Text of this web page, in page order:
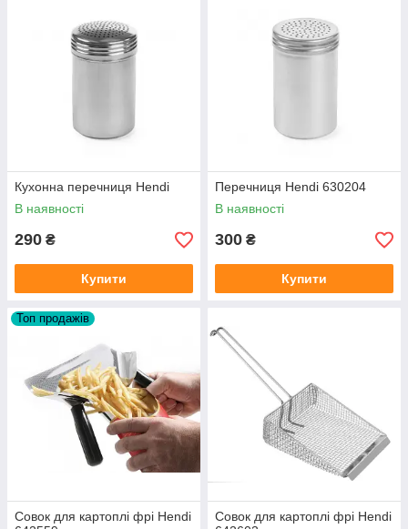
Кухонна перечниця Hendi
В наявності
290 ₴
Купити
Перечниця Hendi 630204
В наявності
300 ₴
Купити
Топ продажів
Совок для картоплі фрі Hendi
Совок для картоплі фрі Hendi